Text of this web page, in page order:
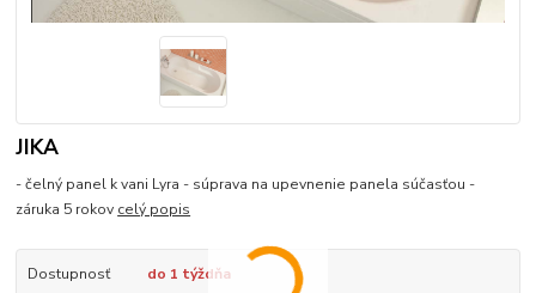
JIKA
- čelný panel k vani Lyra - súprava na upevnenie panela súčasťou -
záruka 5 rokov celý popis
Dostupnosť
do 1 týždňa